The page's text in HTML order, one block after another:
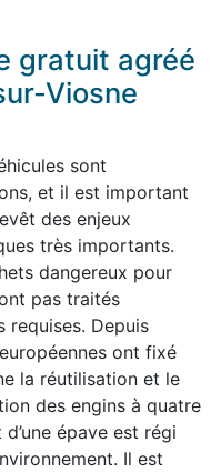
gratuit agréé
Viosne
sont
et il est important
des enjeux
très importants.
dangereux pour
pas traités
requises. Depuis
ont fixé
la réutilisation et le
des engins à quatre
d’une épave est régi
Il est